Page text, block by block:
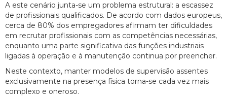
A este cenário junta-se um problema estrutural: a escassez
de profissionais qualificados. De acordo com dados europeus,
cerca de 80% dos empregadores afirmam ter dificuldades
em recrutar profissionais com as competências necessárias,
enquanto uma parte significativa das funções industriais
ligadas à operação e à manutenção continua por preencher.
Neste contexto, manter modelos de supervisão assentes
exclusivamente na presença física torna-se cada vez mais
complexo e oneroso.